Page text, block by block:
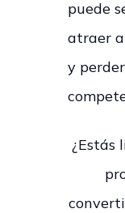
puede
atraer
y
¿Estás